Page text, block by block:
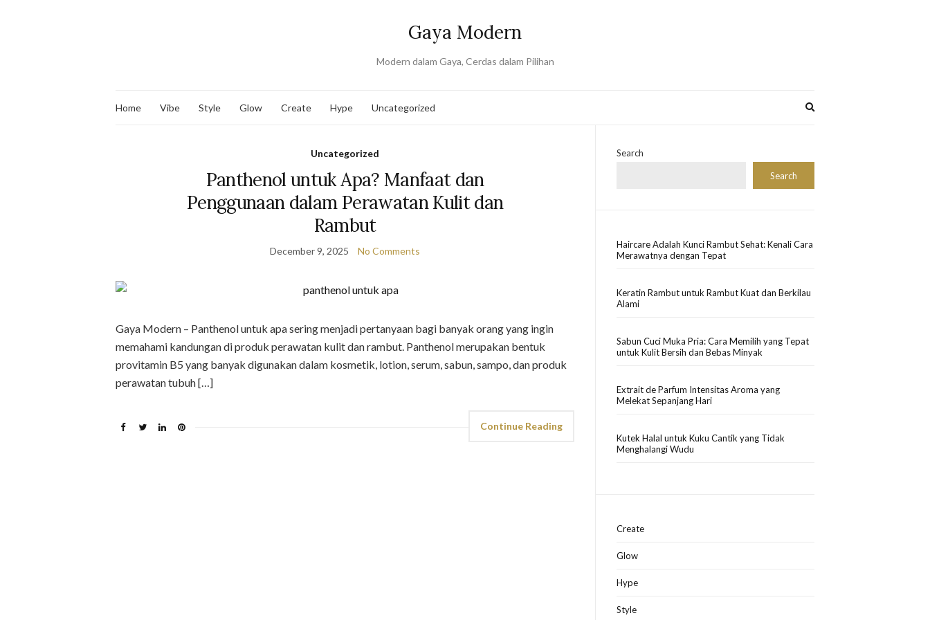
Gaya Modern
Modern dalam Gaya, Cerdas dalam Pilihan
Home Vibe Style Glow Create Hype Uncategorized
Uncategorized
Panthenol untuk Apa? Manfaat dan
Penggunaan dalam Perawatan Kulit dan
Rambut
December 9, 2025 No Comments
Gaya Modern – Panthenol untuk apa sering menjadi pertanyaan bagi banyak orang yang ingin
memahami kandungan di produk perawatan kulit dan rambut. Panthenol merupakan bentuk
provitamin B5 yang banyak digunakan dalam kosmetik, lotion, serum, sabun, sampo, dan produk
perawatan tubuh […]
Continue Reading
Search
Search
Haircare Adalah Kunci Rambut Sehat: Kenali Cara
Merawatnya dengan Tepat
Keratin Rambut untuk Rambut Kuat dan Berkilau
Alami
Sabun Cuci Muka Pria: Cara Memilih yang Tepat
untuk Kulit Bersih dan Bebas Minyak
Extrait de Parfum Intensitas Aroma yang
Melekat Sepanjang Hari
Kutek Halal untuk Kuku Cantik yang Tidak
Menghalangi Wudu
Create
Glow
Hype
Style